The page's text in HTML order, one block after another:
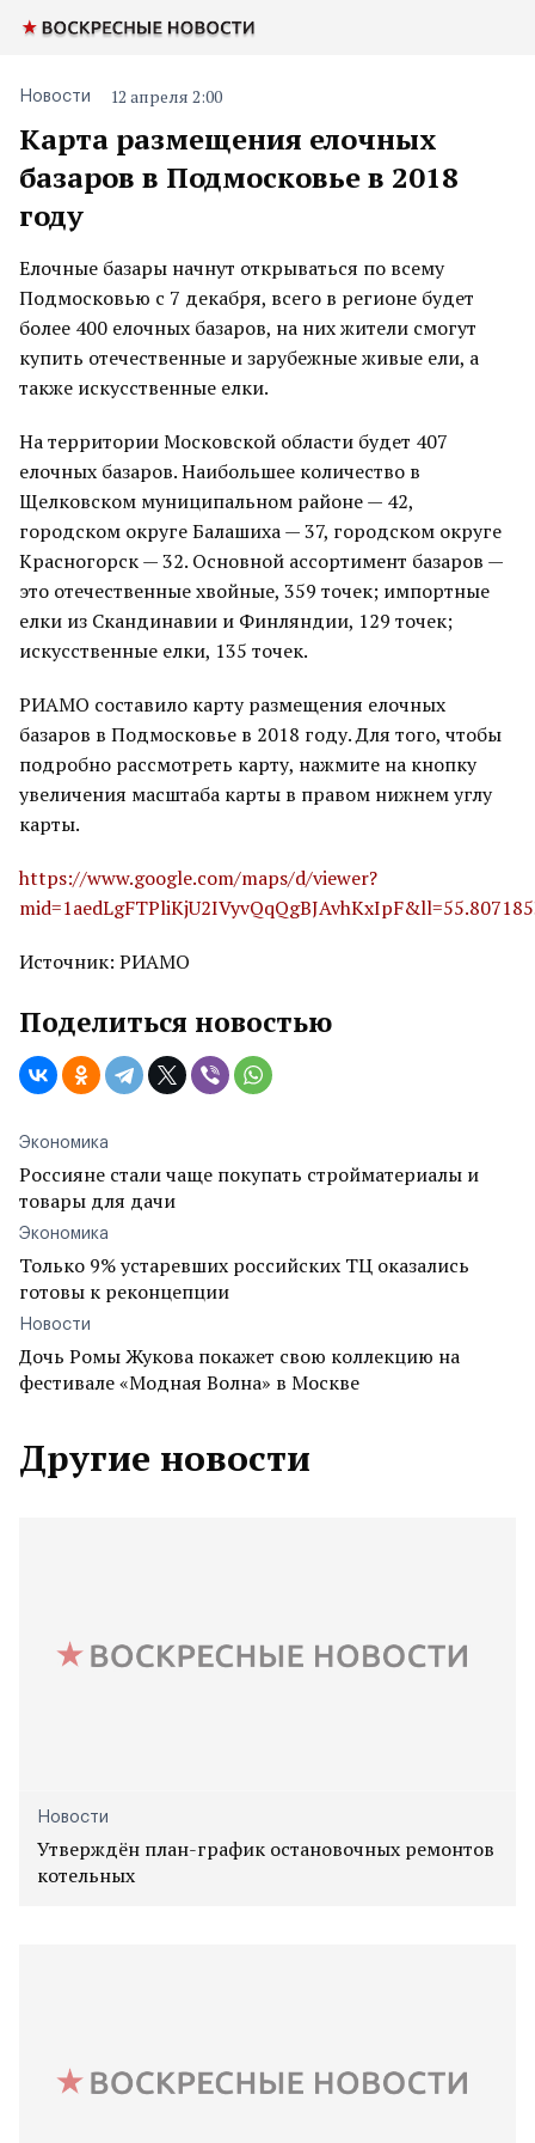
Карта размещения елочных
базаров в Подмосковье в 2018
году
Новости 12 апреля 2:00
Елочные базары начнут открываться по всему
Подмосковью с 7 декабря, всего в регионе будет
более 400 елочных базаров, на них жители смогут
купить отечественные и зарубежные живые ели, а
также искусственные елки.
На территории Московской области будет 407
елочных базаров. Наибольшее количество в
Щелковском муниципальном районе — 42,
городском округе Балашиха — 37, городском округе
Красногорск — 32. Основной ассортимент базаров —
это отечественные хвойные, 359 точек; импортные
елки из Скандинавии и Финляндии, 129 точек;
искусственные елки, 135 точек.
РИАМО составило карту размещения елочных
базаров в Подмосковье в 2018 году. Для того, чтобы
подробно рассмотреть карту, нажмите на кнопку
увеличения масштаба карты в правом нижнем углу
карты.
https://www.google.com/maps/d/viewer?
Источник: РИАМО
Поделиться новостью
Экономика
Россияне стали чаще покупать стройматериалы и
товары для дачи
Экономика
Только 9% устаревших российских ТЦ оказались
готовы к реконцепции
Новости
Дочь Ромы Жукова покажет свою коллекцию на
фестивале «Модная Волна» в Москве
Другие новости
Новости
Утверждён план-график остановочных ремонтов
котельных